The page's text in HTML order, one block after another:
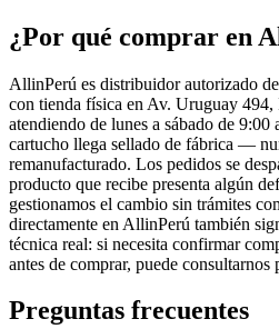
¿Por qué comprar en
AllinPerú es distribuidor autorizado
con tienda física en Av. Uruguay
atendiendo de lunes a sábado de 9:00
cartucho llega sellado de fábrica —
remanufacturado. Los pedidos se
producto que recibe presenta algún
gestionamos el cambio sin trámites
directamente en AllinPerú también
técnica real: si necesita confirmar
antes de comprar, puede consultarnos
Preguntas frecuentes